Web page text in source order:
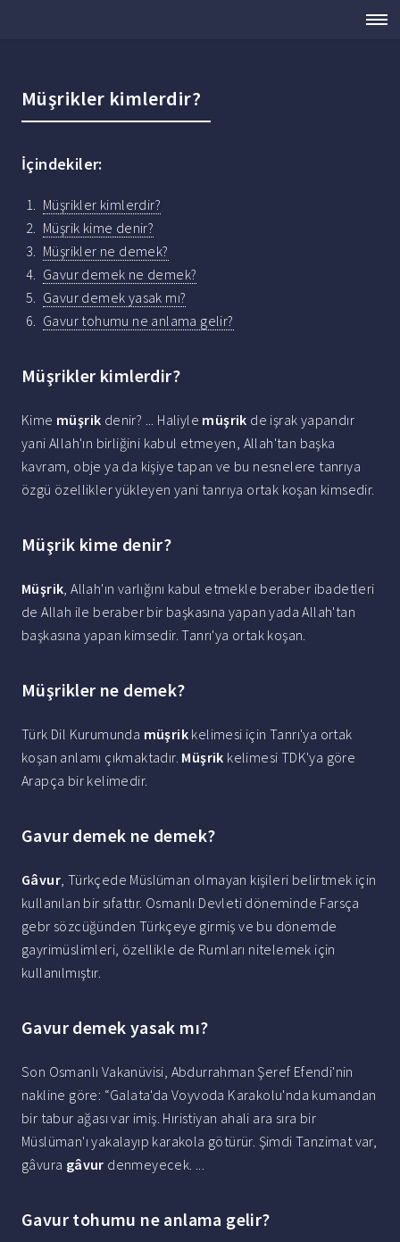
Müşrikler kimlerdir?
İçindekiler:
Müşrikler kimlerdir?
Müşrik kime denir?
Müşrikler ne demek?
Gavur demek ne demek?
Gavur demek yasak mı?
Gavur tohumu ne anlama gelir?
Müşrikler kimlerdir?
Kime müşrik denir? ... Haliyle müşrik de işrak yapandır
yani Allah'ın birliğini kabul etmeyen, Allah'tan başka
kavram, obje ya da kişiye tapan ve bu nesnelere tanrıya
özgü özellikler yükleyen yani tanrıya ortak koşan kimsedir.
Müşrik kime denir?
Müşrik, Allah'ın varlığını kabul etmekle beraber ibadetleri
de Allah ile beraber bir başkasına yapan yada Allah'tan
başkasına yapan kimsedir. Tanrı'ya ortak koşan.
Müşrikler ne demek?
Türk Dil Kurumunda müşrik kelimesi için Tanrı'ya ortak
koşan anlamı çıkmaktadır. Müşrik kelimesi TDK'ya göre
Arapça bir kelimedir.
Gavur demek ne demek?
Gâvur, Türkçede Müslüman olmayan kişileri belirtmek için
kullanılan bir sıfattır. Osmanlı Devleti döneminde Farsça
gebr sözcüğünden Türkçeye girmiş ve bu dönemde
gayrimüslimleri, özellikle de Rumları nitelemek için
kullanılmıştır.
Gavur demek yasak mı?
Son Osmanlı Vakanüvisi, Abdurrahman Şeref Efendi'nin
nakline göre: “Galata'da Voyvoda Karakolu'nda kumandan
bir tabur ağası var imiş. Hıristiyan ahali ara sıra bir
Müslüman'ı yakalayıp karakola götürür. Şimdi Tanzimat var,
gâvura gâvur denmeyecek. ...
Gavur tohumu ne anlama gelir?